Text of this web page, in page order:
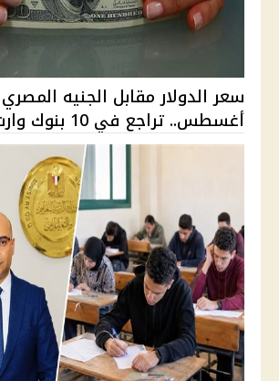
أغسطس.. تراجع في 10 بنوك وارت...